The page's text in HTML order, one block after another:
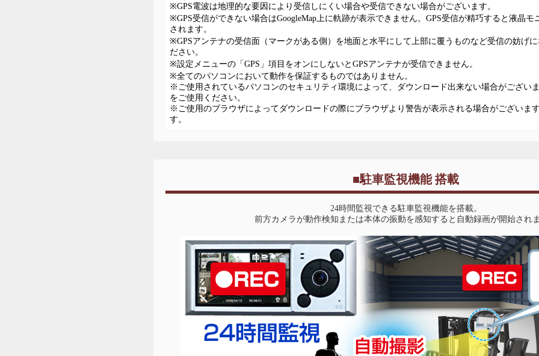
※GPS電波は地理的な要因により受信しにくい場合や受信できない場合がございます。
※GPS受信ができない場合はGoogleMap上に軌跡が表示できません。GPS受信が精巧すると液晶モ
されます。
※GPSアンテナの受信面（マークがある側）を地面と水平にして上部に覆うものなど受信の妨げ
ださい。
※設定メニューの「GPS」項目をオンにしないとGPSアンテナが受信できません。
※全てのパソコンにおいて動作を保証するものではありません。
※ご使用されているパソコンのセキュリティ環境によって、ダウンロード出来ない場合がござい
をご使用ください。
※ご使用のブラウザによってダウンロードの際にブラウザより警告が表示される場合がございま
す。
■駐車監視機能 搭載
24時間監視できる駐車監視機能を搭載。
前方カメラが動作検知または本体の振動を感知すると自動録画が開始され